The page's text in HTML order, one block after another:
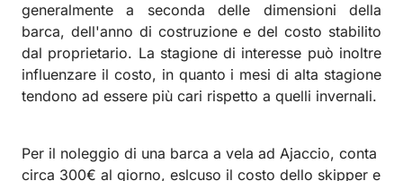
generalmente a seconda delle dimensioni della
barca, dell'anno di costruzione e del costo stabilito
dal proprietario. La stagione di interesse può inoltre
influenzare il costo, in quanto i mesi di alta stagione
tendono ad essere più cari rispetto a quelli invernali.
Per il noleggio di una barca a vela ad Ajaccio, conta
circa 300€ al giorno, eslcuso il costo dello skipper e